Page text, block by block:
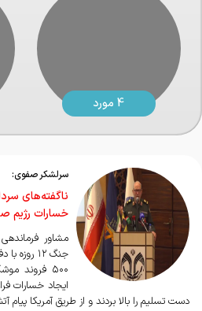
4 مورد
سرلشکر صفوی:
خسارات رژیم
مشاور
۵۰۰
ایجاد خسارات
دست تسلیم را بالا بردند و از طریق آمریکا